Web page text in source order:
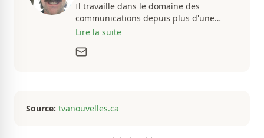
Il travaille dans le domaine des
communications depuis plus d'une
dizaine d'années, en plus d'être
actualités. Autant intéressé par les
Lire la suite
Source: tvanouvelles.ca